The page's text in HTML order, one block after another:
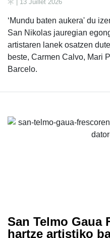
| 13 Juillet 2026
‘Mundu baten aukera' du
San Nikolas jauregian
artistaren lanek osatzen
beste, Carmen Calvo, Mari
Barcelo.
San Telmo Gaua
hartze artistiko